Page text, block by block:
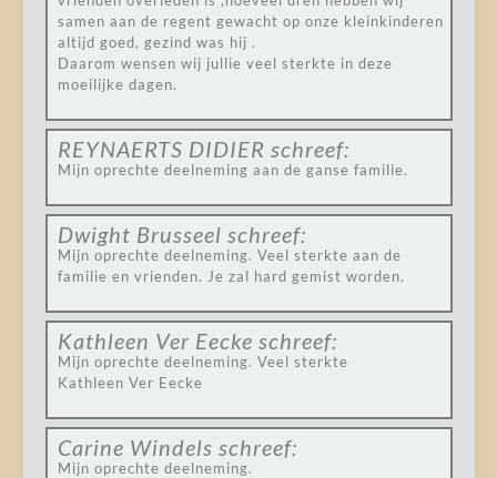
samen aan de regent gewacht op onze kleinkinderen
altijd goed, gezind was hij .
Daarom wensen wij jullie veel sterkte in deze
moeilijke dagen.
REYNAERTS DIDIER schreef:
Mijn oprechte deelneming aan de ganse familie.
Dwight Brusseel schreef:
Mijn oprechte deelneming. Veel sterkte aan de
familie en vrienden. Je zal hard gemist worden.
Kathleen Ver Eecke schreef:
Mijn oprechte deelneming. Veel sterkte
Kathleen Ver Eecke
Carine Windels schreef:
Mijn oprechte deelneming.